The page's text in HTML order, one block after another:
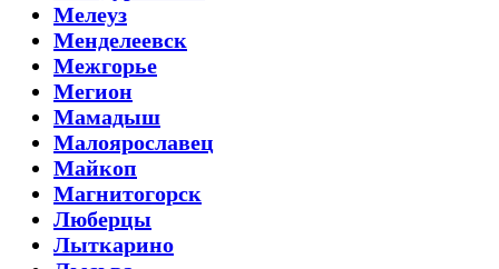
Мелеуз
Менделеевск
Межгорье
Мегион
Мамадыш
Малоярославец
Майкоп
Магнитогорск
Люберцы
Лыткарино